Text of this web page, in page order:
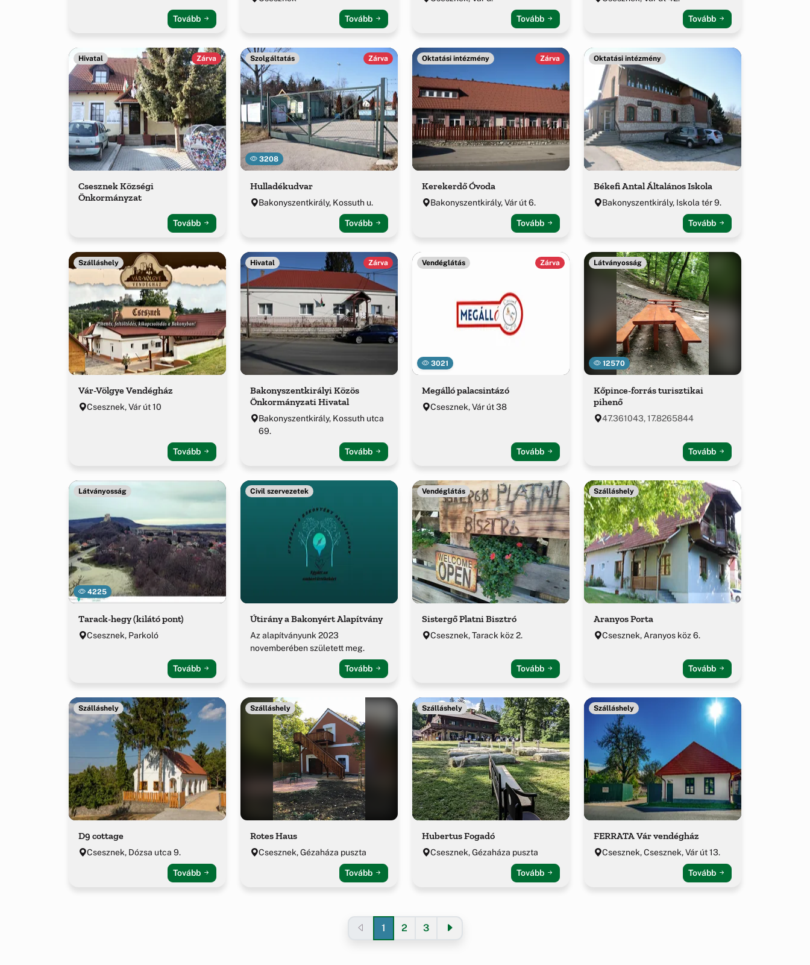
Tovább Tovább Tovább Tovább
Hivatal Zárva
Csesznek Községi
Önkormányzat
Tovább
3208
Szolgáltatás Zárva
Hulladékudvar
Bakonyszentkirály, Kossuth u.
Tovább
Oktatási intézmény Zárva
Kerekerdő Óvoda
Bakonyszentkirály, Vár út 6.
Tovább
Oktatási intézmény
Békefi Antal Általános Iskola
Bakonyszentkirály, Iskola tér 9.
Tovább
Szálláshely
Vár-Völgye Vendégház
Csesznek, Vár út 10
Tovább
Hivatal Zárva
Bakonyszentkirályi Közös
Önkormányzati Hivatal
Bakonyszentkirály, Kossuth utca
69.
Tovább
3021
Vendéglátás Zárva
Megálló palacsintázó
Csesznek, Vár út 38
Tovább
12570
Látványosság
Kőpince-forrás turisztikai
pihenő
47.361043, 17.8265844
Tovább
4225
Látványosság
Tarack-hegy (kilátó pont)
Csesznek, Parkoló
Tovább
Civil szervezetek
Útirány a Bakonyért Alapítvány
Az alapítványunk 2023
novemberében született meg.
Tovább
Vendéglátás
Sistergő Platni Bisztró
Csesznek, Tarack köz 2.
Tovább
Szálláshely
Aranyos Porta
Csesznek, Aranyos köz 6.
Tovább
Szálláshely
D9 cottage
Csesznek, Dózsa utca 9.
Tovább
Szálláshely
Rotes Haus
Csesznek, Gézaháza puszta
Tovább
Szálláshely
Hubertus Fogadó
Csesznek, Gézaháza puszta
Tovább
Szálláshely
FERRATA Vár vendégház
Csesznek, Csesznek, Vár út 13.
Tovább
1 2 3